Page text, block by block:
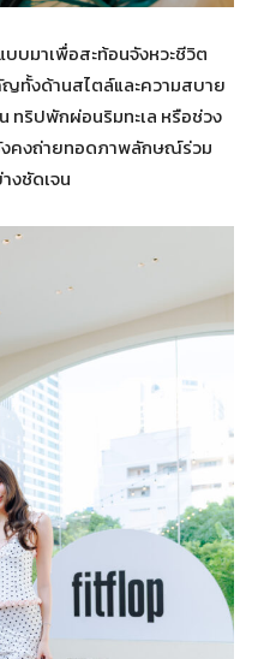
บมาเพื่อสะท้อนจังหวะชีวิต
ญทั้งด้านสไตล์และความสบาย
น ทริปพักผ่อนริมทะเล หรือช่วง
งคงถ่ายทอดภาพลักษณ์ร่วม
งชัดเจน